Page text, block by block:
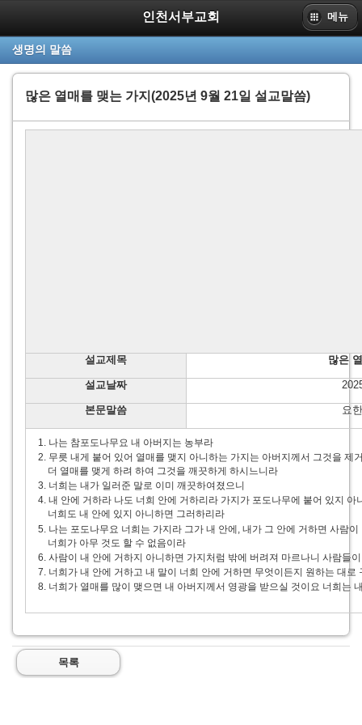
인천서부교회 메뉴
생명의 말씀
많은 열매를 맺는 가지(2025년 9월 21일 설교말씀)
설교제목 많은
설교날짜
본문말씀 요
1. 나는 참포도나무요 내 아버지는 농부라
2. 무릇 내게 붙어 있어 열매를 맺지 아니하는 가지는 아버지께서 그것을 제
더 열매를 맺게 하려 하여 그것을 깨끗하게 하시느니라
3. 너희는 내가 일러준 말로 이미 깨끗하여졌으니
4. 내 안에 거하라 나도 너희 안에 거하리라 가지가 포도나무에 붙어 있지 아
너희도 내 안에 있지 아니하면 그러하리라
5. 나는 포도나무요 너희는 가지라 그가 내 안에, 내가 그 안에 거하면 사람
너희가 아무 것도 할 수 없음이라
6. 사람이 내 안에 거하지 아니하면 가지처럼 밖에 버려져 마르나니 사람들
7. 너희가 내 안에 거하고 내 말이 너희 안에 거하면 무엇이든지 원하는 대로
8. 너희가 열매를 많이 맺으면 내 아버지께서 영광을 받으실 것이요 너희는
목록
www.sbpc.or.kr
인천서부교회